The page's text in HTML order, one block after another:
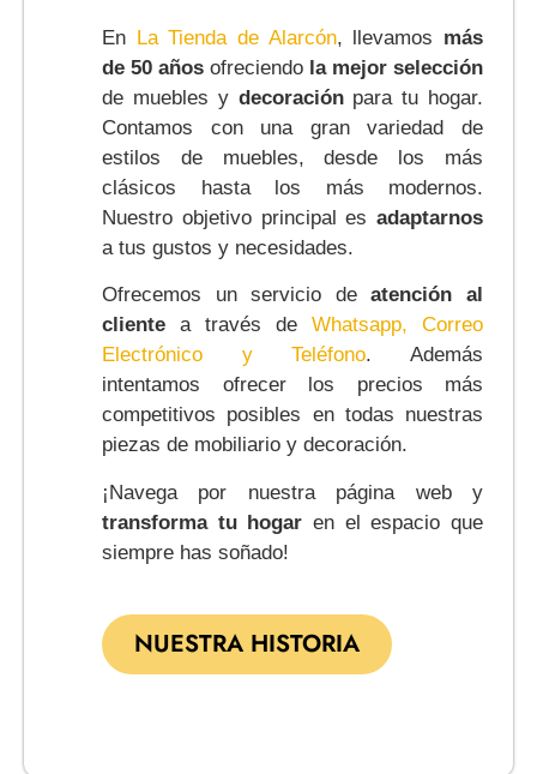
En La Tienda de Alarcón, llevamos más
de 50 años ofreciendo la mejor selección
de muebles y decoración para tu hogar.
Contamos con una gran variedad de
estilos de muebles, desde los más
clásicos hasta los más modernos.
Nuestro objetivo principal es adaptarnos
a tus gustos y necesidades.
Ofrecemos un servicio deatención al
cliente a través de Whatsapp, Correo
Electrónico y Teléfono. Además
intentamos ofrecer los precios más
competitivos posibles en todas nuestras
piezas de mobiliario y decoración.
¡Navega por nuestra página web y
transforma tu hogar en el espacio que
siempre has soñado!
NUESTRA HISTORIA